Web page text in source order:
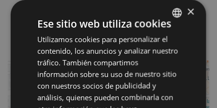
Autobus: Udalbus, Lurraldebus y Bizkaibus.
Paradas más cercanas: Ego-Gain, Unzaga y San
BASQUE
SPANISH
×
Ese sitio web utiliza cookies
Utilizamos cookies para personalizar el
contenido, los anuncios y analizar nuestro
tráfico. También compartimos
información sobre su uso de nuestro sitio
con nuestros socios de publicidad y
análisis, quienes pueden combinarla con